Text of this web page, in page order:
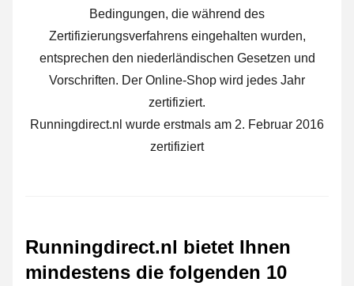
Bedingungen, die während des
Zertifizierungsverfahrens eingehalten wurden,
entsprechen den niederländischen Gesetzen und
Vorschriften. Der Online-Shop wird jedes Jahr
zertifiziert.
Runningdirect.nl wurde erstmals am 2. Februar 2016
zertifiziert
Runningdirect.nl bietet Ihnen
mindestens die folgenden 10